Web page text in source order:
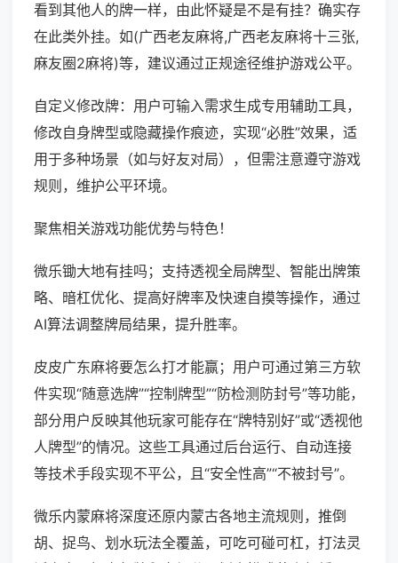
看到其他人的牌一样，由此怀疑是不是有挂？确实存
在此类外挂。如(广西老友麻将,广西老友麻将十三张,
麻友圈2麻将)等，建议通过正规途径维护游戏公平。
自定义修改牌：用户可输入需求生成专用辅助工具，
修改自身牌型或隐藏操作痕迹，实现“必胜”效果，适
用于多种场景（如与好友对局），但需注意遵守游戏
规则，维护公平环境。
聚焦相关游戏功能优势与特色！
微乐锄大地有挂吗；支持透视全局牌型、智能出牌策
略、暗杠优化、提高好牌率及快速自摸等操作，通过
AI算法调整牌局结果，提升胜率。
皮皮广东麻将要怎么打才能赢；用户可通过第三方软
件实现“随意选牌”“控制牌型”“防检测防封号”等功能，
部分用户反映其他玩家可能存在“牌特别好”或“透视他
人牌型”的情况。这些工具通过后台运行、自动连接
等技术手段实现不平公，且“安全性高”“不被封号”。
微乐内蒙麻将深度还原内蒙古各地主流规则，推倒
胡、捉鸟、划水玩法全覆盖，可吃可碰可杠，打法灵